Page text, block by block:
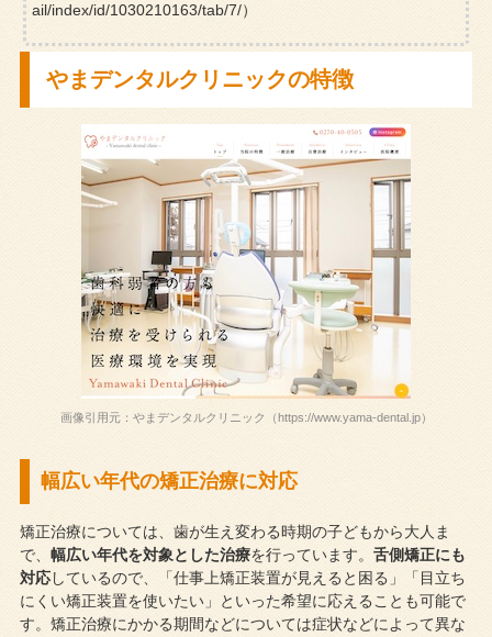
ail/index/id/1030210163/tab/7/）
やまデンタルクリニックの特徴
画像引用元：やまデンタルクリニック（https://www.yama-dental.jp）
幅広い年代の矯正治療に対応
矯正治療については、歯が生え変わる時期の子どもから大人ま
で、 幅広い年代を対象とした治療を行っています。 舌側矯正にも
対応しているので、「仕事上矯正装置が見えると困る」「目立ち
にくい矯正装置を使いたい」といった希望に応えることも可能で
す。矯正治療にかかる期間などについては症状などによって異な